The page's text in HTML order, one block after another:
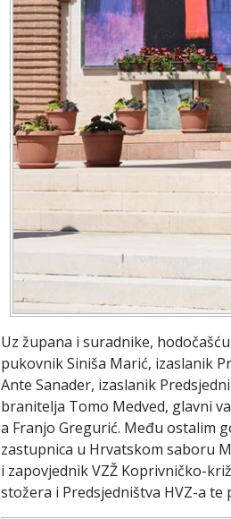
Uz župana i suradnike,
pukovnik Siniša Marić, izaslanik
Ante Sanader, izaslanik
branitelja Tomo Medved, glavni
a Franjo Gregurić. Među ostalim
zastupnica u Hrvatskom saboru
i zapovjednik VZŽ Koprivničko-
stožera i Predsjedništva HVZ-a te